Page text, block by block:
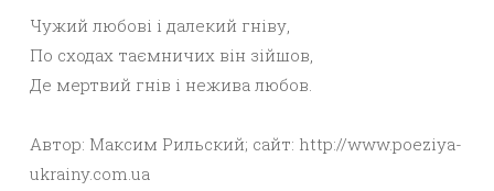
Чужий любові і далекий гніву,
По сходах таємничих він зійшов,
Де мертвий гнів і нежива любов.
Автор: Максим Рильский; сайт: http://www.poeziya-
ukrainy.com.ua